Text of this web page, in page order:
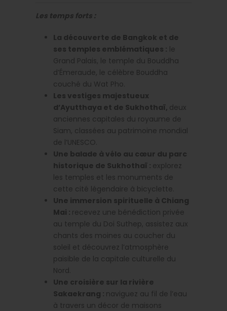
Les temps forts :
La découverte de Bangkok et de
ses temples emblématiques : le
Grand Palais, le temple du Bouddha
d’Émeraude, le célèbre Bouddha
couché du Wat Pho.
Les vestiges majestueux
d’Ayutthaya et de Sukhothaï, deux
anciennes capitales du royaume de
Siam, classées au patrimoine mondial
de l’UNESCO.
Une balade à vélo au cœur du parc
historique de Sukhothaï : explorez
les temples et les monuments de
cette cité légendaire à bicyclette.
Une immersion spirituelle à Chiang
Mai : recevez une bénédiction privée
au temple du Doi Suthep, assistez aux
chants des moines au coucher du
soleil et découvrez l’atmosphère
paisible de la capitale culturelle du
Nord.
Une croisière sur la rivière
Sakaekrang : naviguez au fil de l’eau
à travers un décor de maisons